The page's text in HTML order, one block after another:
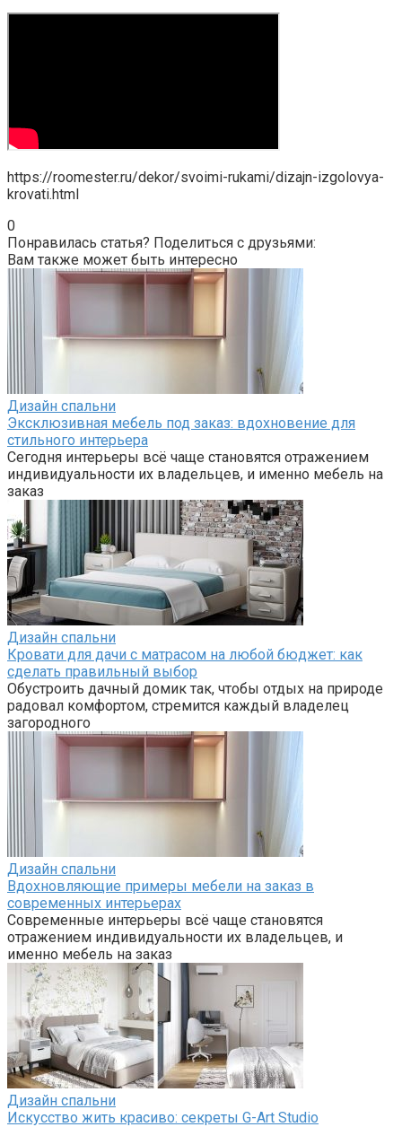
https://roomester.ru/dekor/svoimi-rukami/dizajn-izgolovya-
krovati.html
0
Понравилась статья? Поделиться с друзьями:
Вам также может быть интересно
Дизайн спальни
Эксклюзивная мебель под заказ: вдохновение для
стильного интерьера
Сегодня интерьеры всё чаще становятся отражением
индивидуальности их владельцев, и именно мебель на
заказ
Дизайн спальни
Кровати для дачи с матрасом на любой бюджет: как
сделать правильный выбор
Обустроить дачный домик так, чтобы отдых на природе
радовал комфортом, стремится каждый владелец
загородного
Дизайн спальни
Вдохновляющие примеры мебели на заказ в
современных интерьерах
Современные интерьеры всё чаще становятся
отражением индивидуальности их владельцев, и
именно мебель на заказ
Дизайн спальни
Искусство жить красиво: секреты G-Art Studio